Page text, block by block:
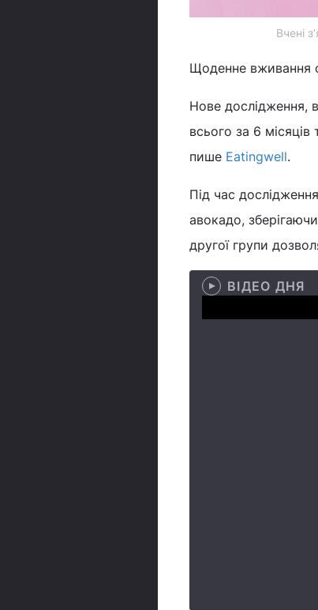
Вчені
Щоденне вживання
Нове дослідження,
всього за 6 місяців
пише Eatingwell.
Під час
авокадо, зберігаючи
другої групи
ВІДЕО ДНЯ